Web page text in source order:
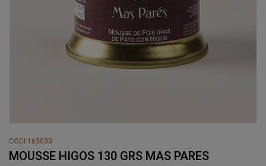
CODI:163030
MOUSSE HIGOS 130 GRS MAS PARES